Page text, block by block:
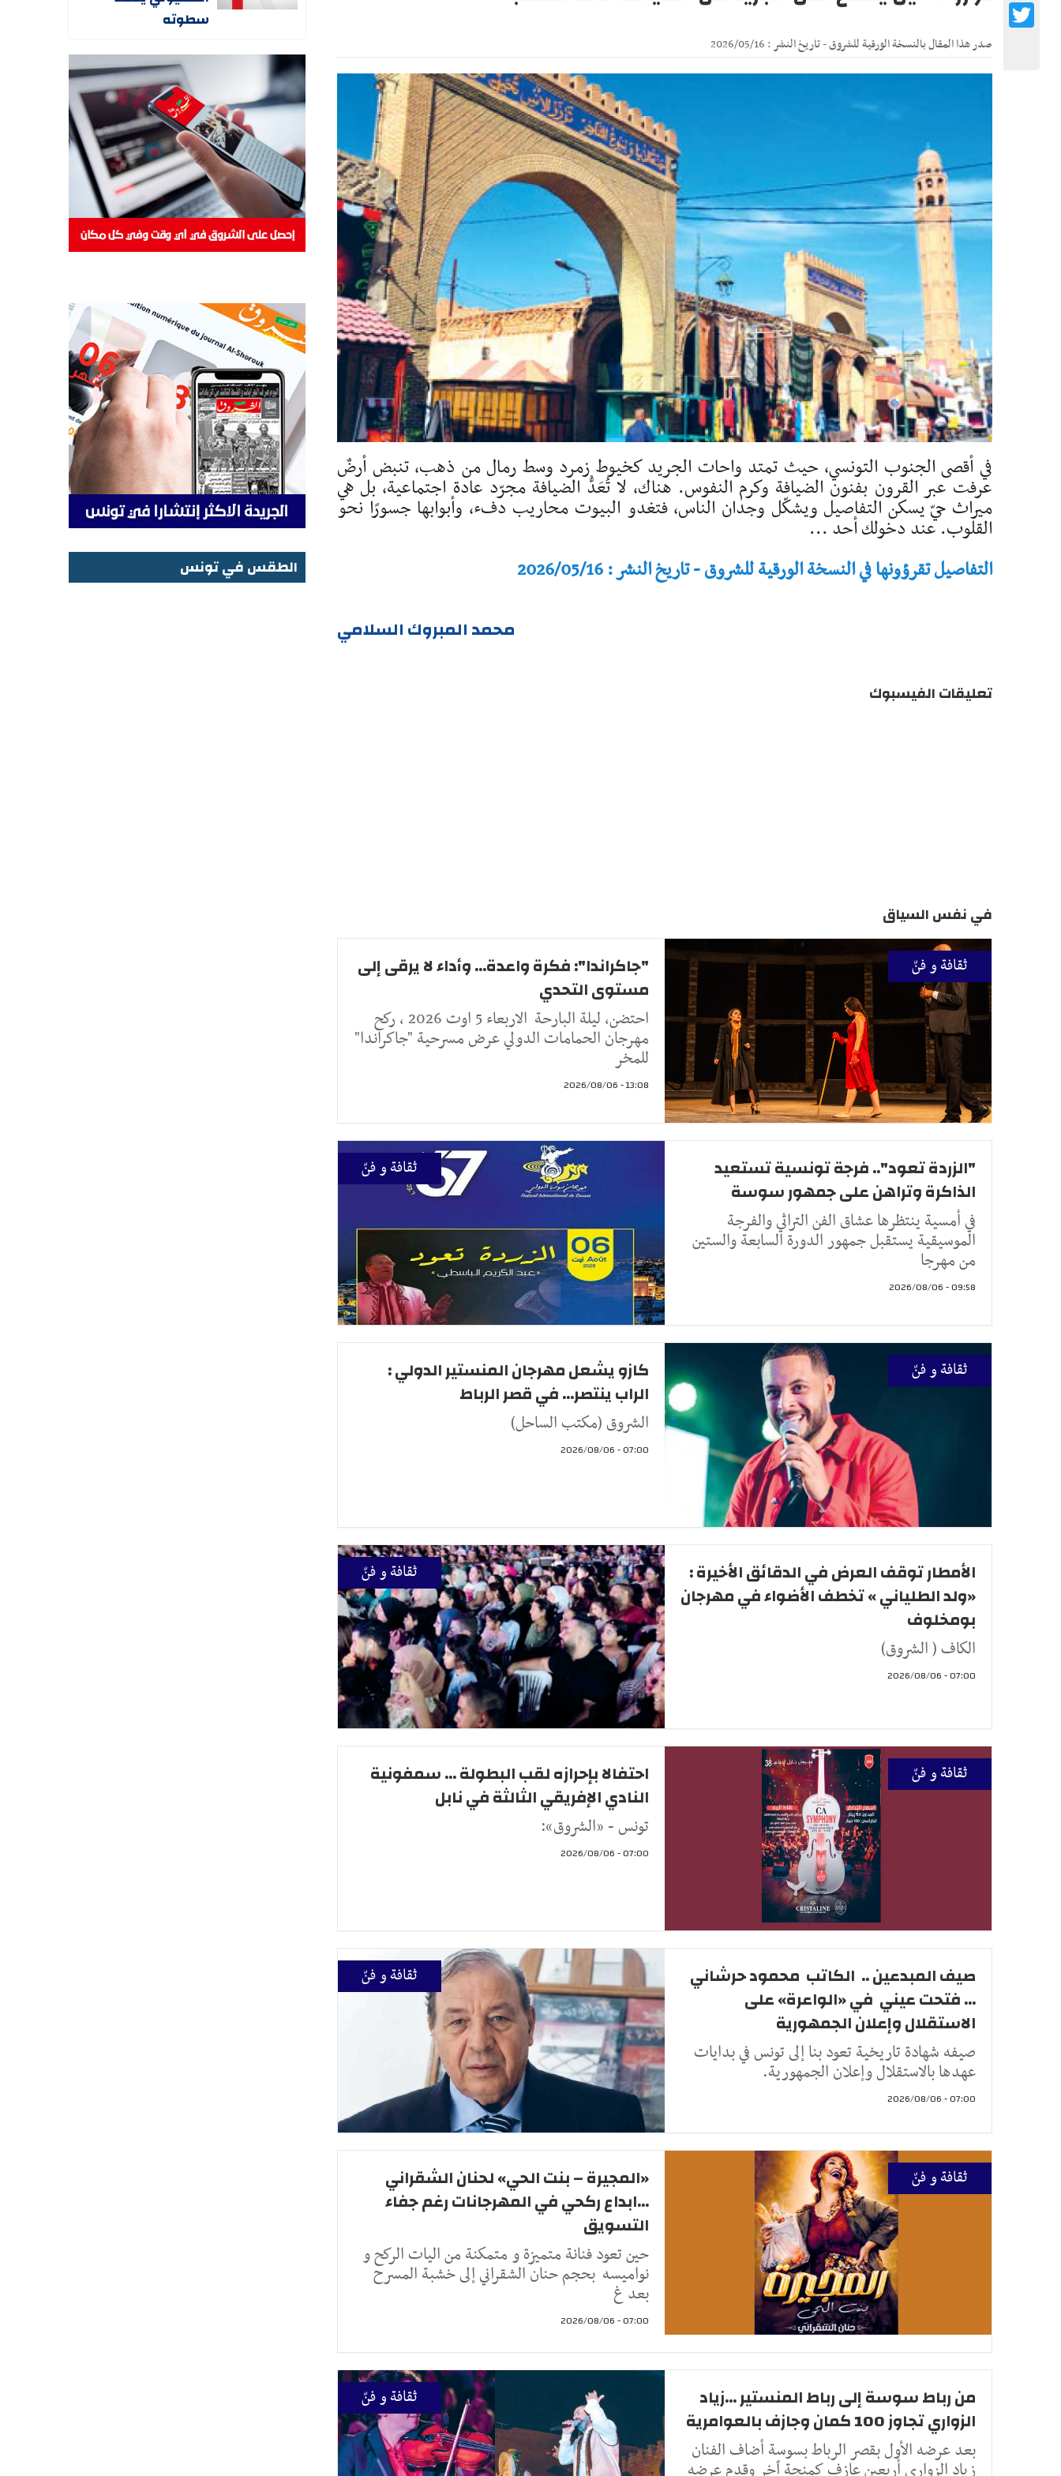
صدر هذا المقال بالنسخة الورقية للشروق - تاريخ النشر : 2026/05/16
في أقصى الجنوب التونسي، حيث تمتد واحات الجريد كخيوط زمرد وسط رمال من ذهب، تنبض أرضٌ
عرفت عبر القرون بفنون الضيافة وكرم النفوس. هناك، لا تُعَدُّ الضيافة مجرّد عادة اجتماعية، بل هي
ميراث حيّ يسكن التفاصيل ويشكّل وجدان الناس، فتغدو البيوت محاريب دفء، وأبوابها جسورًا نحو
القلوب. عند دخولك أحد ...
التفاصيل تقرؤونها في النسخة الورقية للشروق - تاريخ النشر : 2026/05/16
محمد المبروك السلامي
Twitter
تعليقات الفيسبوك
في نفس السياق
ثقافة و فنّ
"جاكراندا": فكرة واعدة... وأداء لا يرقى إلى
مستوى التحدي
احتضن، ليلة البارحة الاربعاء 5 اوت 2026 ، ركح
مهرجان الحمامات الدولي عرض مسرحية "جاكراندا"
للمخر
13:08 - 2026/08/06
ثقافة و فنّ
"الزردة تعود".. فرجة تونسية تستعيد
الذاكرة وتراهن على جمهور سوسة
في أمسية ينتظرها عشاق الفن التراثي والفرجة
الموسيقية يستقبل جمهور الدورة السابعة والستين
من مهرجا
09:58 - 2026/08/06
ثقافة و فنّ
كازو يشعل مهرجان المنستير الدولي :
الراب ينتصر... في قصر الرباط
الشروق (مكتب الساحل)
07:00 - 2026/08/06
ثقافة و فنّ
الأمطار توقف العرض في الدقائق الأخيرة :
«ولد الطلياني » تخطف الأضواء في مهرجان
بومخلوف
الكاف ( الشروق)
07:00 - 2026/08/06
ثقافة و فنّ
احتفالا بإحرازه لقب البطولة ... سمفونية
النادي الإفريقي الثالثة في نابل
تونس - «الشروق»:
07:00 - 2026/08/06
ثقافة و فنّ
صيف المبدعين .. الكاتب محمود حرشاني
... فتحت عيني في «الواعرة» على
الاستقلال وإعلان الجمهورية
صيفه شهادة تاريخية تعود بنا إلى تونس في بدايات
عهدها بالاستقلال وإعلان الجمهورية.
07:00 - 2026/08/06
ثقافة و فنّ
«المجيرة – بنت الحي» لحنان الشقراني
...ابداع ركحي في المهرجانات رغم جفاء
التسويق
حين تعود فنانة متميزة و متمكنة من اليات الركح و
نواميسه بحجم حنان الشقراني إلى خشبة المسرح
بعد غ
07:00 - 2026/08/06
ثقافة و فنّ
من رباط سوسة إلى رباط المنستير ...زياد
الزواري تجاوز 100 كمان وجازف بالعوامرية
بعد عرضه الأول بقصر الرباط بسوسة أضاف الفنان
زياد الزواري أربعين عازف كمنجة ٱخر وقدم عرضه
سطوته
الطقس في تونس